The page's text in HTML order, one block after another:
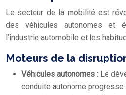
Le secteur de la mobilité est
des véhicules autonomes et
l’industrie automobile et les
Moteurs de la
Véhicules autonomes : Le
conduite autonome progresse